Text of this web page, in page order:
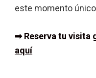
este momento
➡ Reserva tu visita
aquí